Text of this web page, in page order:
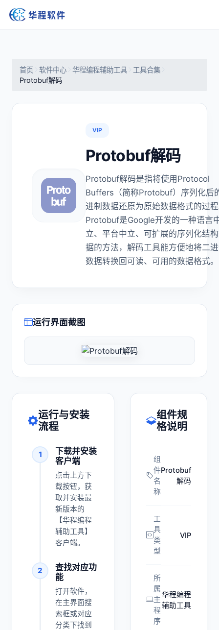
首页 软件中心 华程编程辅助工具
工具合集
Protobuf解码
VIP
Protobuf解码
Protobuf解码是指将使用Protocol
Buffers（简称Protobuf）序列化后
进制数据还原为原始数据格式的过
Protobuf是Google开发的一种语言
立、平台中立、可扩展的序列化结
据的方法，解码工具能方便地将二
数据转换回可读、可用的数据格式。
运行界面截图
运行与安装
流程
1
下载并安装
客户端
点击上方下
载按钮，获
取并安装最
新版本的
【华程编程
辅助工具】
客户端。
2
查找对应功
能
打开软件，
在主界面搜
索框或对应
分类下找到
组件规
格说明
组
件
名
称
Protobuf
解码
工
具
类
型
VIP
所
属
主
程
序
华程编程
辅助工具